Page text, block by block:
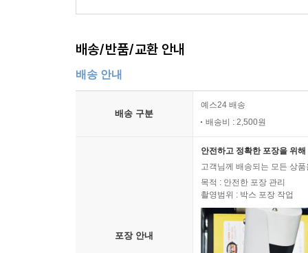
배송/반품/교환 안내
배송 안내
배송 구분
예스24 배송
배송비 : 2,500원
포장 안내
안전하고 정확한 포장을 위
고객님께 배송되는 모든 상
목적 : 안전한 포장 관리
촬영범위 : 박스 포장 작업